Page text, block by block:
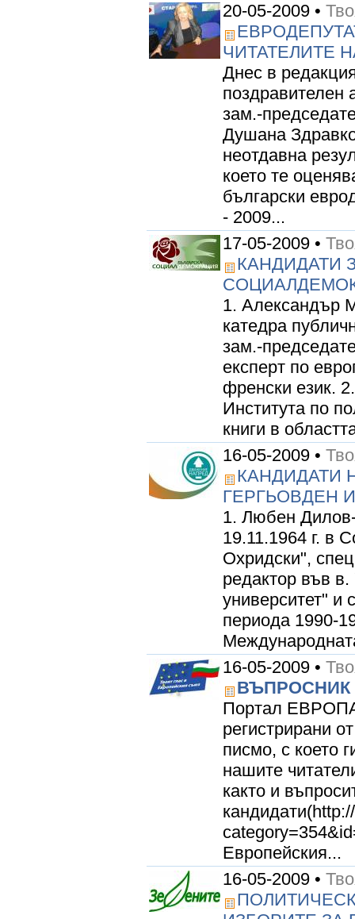
20-05-2009 •
ЧИТАТЕЛИТЕ
Днес в
поздравителен
зам.-
Душана
неотдавна
което те
български
- 2009...
17-05-2009 •
КАНДИДАТИ
1. Александър
катедра
зам.-
експерт по
френски език.
Института по
книги в
16-05-2009 •
КАНДИДАТИ
ГЕРГЬОВДЕН
1. Любен
19.11.1964 г. в
Охридски",
редактор във
университет" и
периода 1990-
16-05-2009 •
ВЪПРОСНИК
Портал ЕВРОПА
регистрирани
писмо, с което
нашите
както и
Европейския...
16-05-2009 •